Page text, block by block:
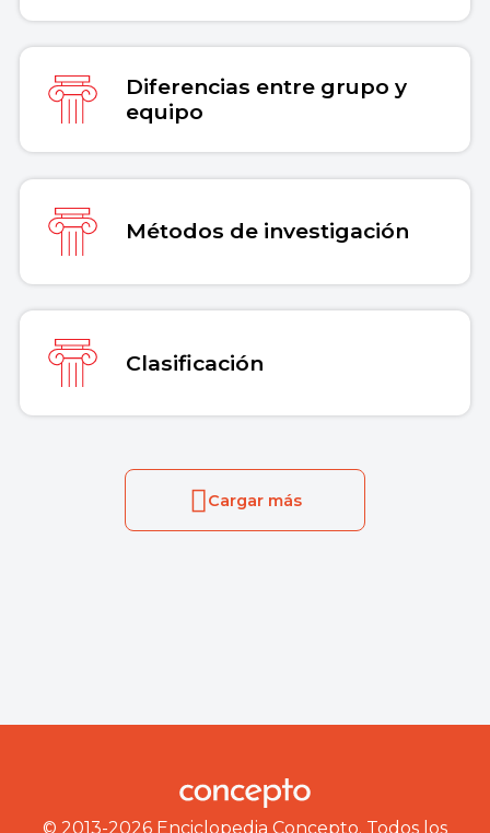
Diferencias entre grupo y
equipo
Métodos de investigación
Clasificación
Cargar más
© 2013-2026 Enciclopedia Concepto. Todos los